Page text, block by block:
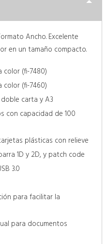
Ancho. Excelente
en un tamaño compacto.
color (fi-7480)
color (fi-7460)
carta y A3
con capacidad de 100
plásticas con relieve
1D y 2D, y patch code
3.0
para facilitar la
para documentos